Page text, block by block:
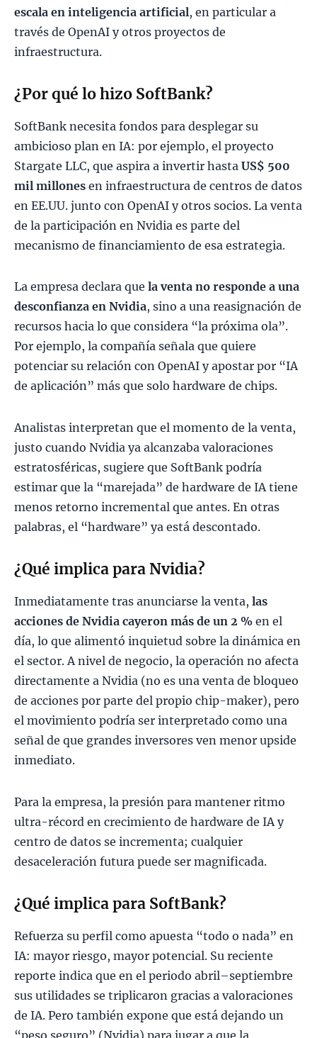
escala en inteligencia artificial, en particular a
través de OpenAI y otros proyectos de
infraestructura.
¿Por qué lo hizo SoftBank?
SoftBank necesita fondos para desplegar su
ambicioso plan en IA: por ejemplo, el proyecto
Stargate LLC, que aspira a invertir hasta US$ 500
mil millones en infraestructura de centros de datos
en EE.UU. junto con OpenAI y otros socios. La venta
de la participación en Nvidia es parte del
mecanismo de financiamiento de esa estrategia.
La empresa declara que la venta no responde a una
desconfianza en Nvidia, sino a una reasignación de
recursos hacia lo que considera “la próxima ola”.
Por ejemplo, la compañía señala que quiere
potenciar su relación con OpenAI y apostar por “IA
de aplicación” más que solo hardware de chips.
Analistas interpretan que el momento de la venta,
justo cuando Nvidia ya alcanzaba valoraciones
estratosféricas, sugiere que SoftBank podría
estimar que la “marejada” de hardware de IA tiene
menos retorno incremental que antes. En otras
palabras, el “hardware” ya está descontado.
¿Qué implica para Nvidia?
Inmediatamente tras anunciarse la venta, las
acciones de Nvidia cayeron más de un 2 % en el
día, lo que alimentó inquietud sobre la dinámica en
el sector. A nivel de negocio, la operación no afecta
directamente a Nvidia (no es una venta de bloqueo
de acciones por parte del propio chip-maker), pero
el movimiento podría ser interpretado como una
señal de que grandes inversores ven menor upside
inmediato.
Para la empresa, la presión para mantener ritmo
ultra-récord en crecimiento de hardware de IA y
centro de datos se incrementa; cualquier
desaceleración futura puede ser magnificada.
¿Qué implica para SoftBank?
Refuerza su perfil como apuesta “todo o nada” en
IA: mayor riesgo, mayor potencial. Su reciente
reporte indica que en el periodo abril–septiembre
sus utilidades se triplicaron gracias a valoraciones
de IA. Pero también expone que está dejando un
“peso seguro” (Nvidia) para jugar a que la